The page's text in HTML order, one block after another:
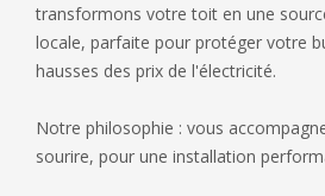
transformons votre toit en une
locale, parfaite pour protéger votre
hausses des prix de l'électricité.
Notre philosophie : vous
sourire, pour une installation